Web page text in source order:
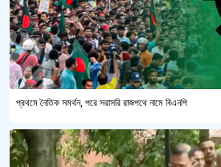
প্রথমে নৈতিক সমর্থন, পরে সরাসরি রাজপথে নামে বিএনপি